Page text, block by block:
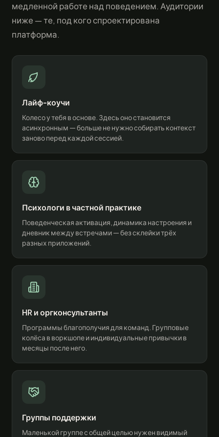
медленной работе над поведением. Аудитории
ниже — те, под кого спроектирована
платформа.
Лайф-коучи
Колесо у тебя в основе. Здесь оно становится
асинхронным — больше не нужно собирать контекст
заново перед каждой сессией.
Психологи в частной практике
Поведенческая активация, динамика настроения и
дневник между встречами — без склейки трёх
разных приложений.
HR и оргконсультанты
Программы благополучия для команд. Групповые
колёса в воркшопе и индивидуальные привычки в
месяцы после него.
Группы поддержки
Маленькой группе с общей целью нужен видимый